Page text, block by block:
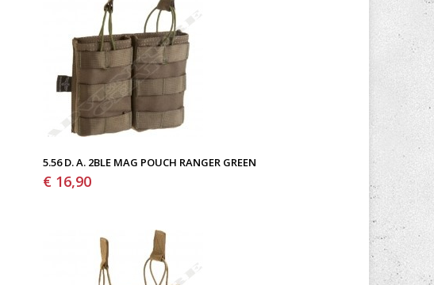
5.56 D. A. 2BLE MAG POUCH RANGER GREEN
€ 16,90